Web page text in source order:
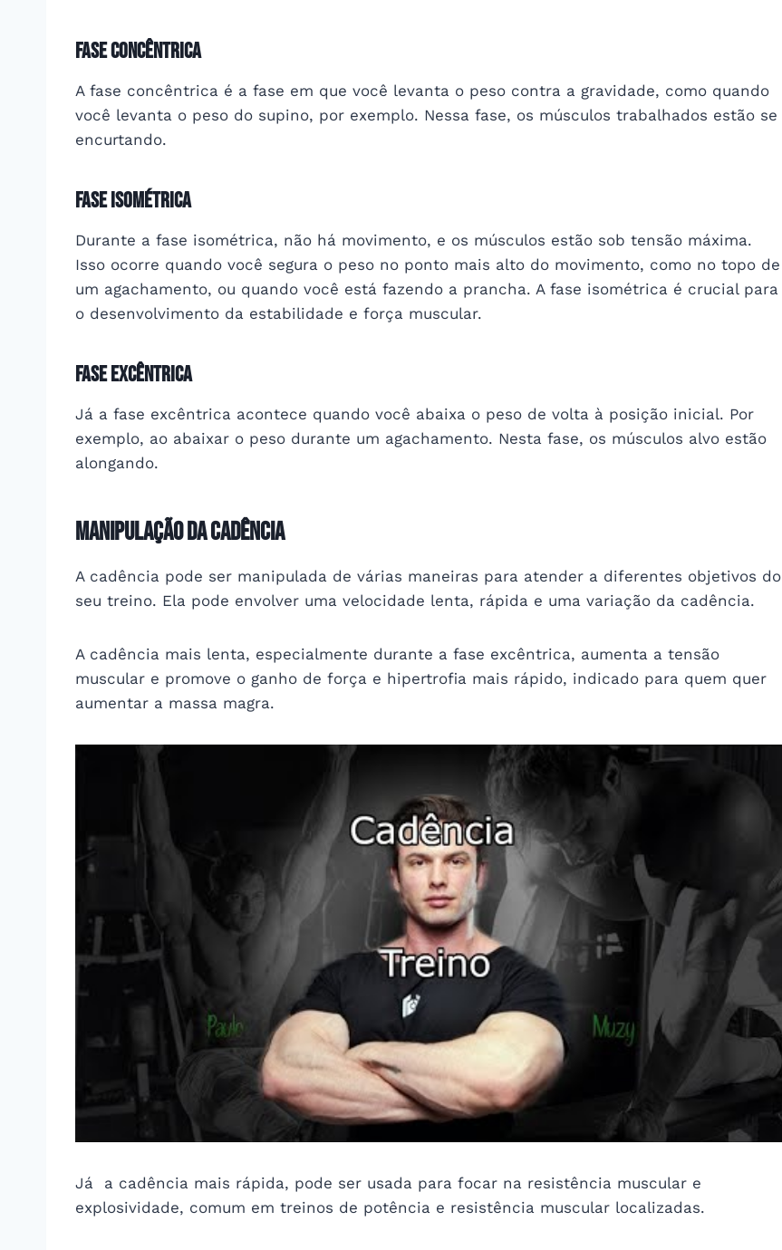
Fase Concêntrica
A fase concêntrica é a fase em que você levanta o peso contra a gravidade, como quando
você levanta o peso do supino, por exemplo. Nessa fase, os músculos trabalhados estão se
encurtando.
Fase Isométrica
Durante a fase isométrica, não há movimento, e os músculos estão sob tensão máxima.
Isso ocorre quando você segura o peso no ponto mais alto do movimento, como no topo de
um agachamento, ou quando você está fazendo a prancha. A fase isométrica é crucial para
o desenvolvimento da estabilidade e força muscular.
Fase Excêntrica
Já a fase excêntrica acontece quando você abaixa o peso de volta à posição inicial. Por
exemplo, ao abaixar o peso durante um agachamento. Nesta fase, os músculos alvo estão
alongando.
Manipulação da Cadência
A cadência pode ser manipulada de várias maneiras para atender a diferentes objetivos do
seu treino. Ela pode envolver uma velocidade lenta, rápida e uma variação da cadência.
A cadência mais lenta, especialmente durante a fase excêntrica, aumenta a tensão
muscular e promove o ganho de força e hipertrofia mais rápido, indicado para quem quer
aumentar a massa magra.
Já a cadência mais rápida, pode ser usada para focar na resistência muscular e
explosividade, comum em treinos de potência e resistência muscular localizadas.